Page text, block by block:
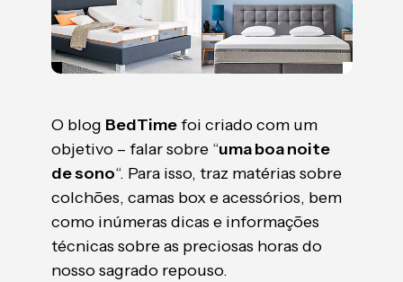
O blog BedTimefoi criado com um
objetivo – falar sobre “uma boa noite
de sono“. Para isso, traz matérias sobre
colchões, camas box e acessórios, bem
como inúmeras dicas e informações
técnicas sobre as preciosas horas do
nosso sagrado repouso.